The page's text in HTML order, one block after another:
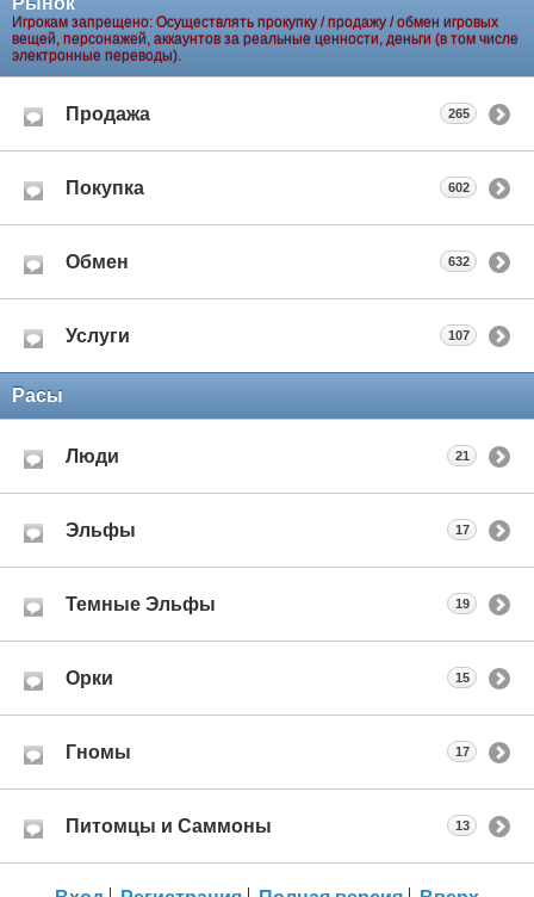
Игрокам запрещено: Осуществлять прокупку / продажу / обмен игровых
вещей, персонажей, аккаунтов за реальные ценности, деньги (в том числе
электронные переводы).
Продажа 265
Покупка 602
Обмен 632
Услуги 107
Расы
Люди 21
Эльфы 17
Темные Эльфы 19
Орки 15
Гномы 17
Питомцы и Саммоны 13